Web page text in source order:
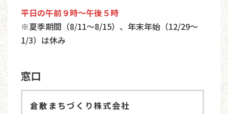
平日の午前９時～午後５時
※夏季期間（8/11～8/15）、年末年始（12/29～
1/3）は休み
窓口
倉敷まちづくり株式会社